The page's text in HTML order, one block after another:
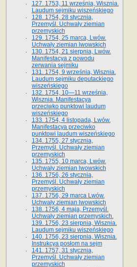
127. 1753, 11 września, Wisznia.
Laudum sejmiku wiszeńskiego
128. 1754, 28 stycznia,
Przemyśl. Uchwały ziemian
przemyskich
129. 1754, 25 marca, Lwów.
Uchwały ziemian lwowskich
130. 1754, 21 sierpnia, Lwów.
Manifestacya z powodu
zerwania sejmiku
131. 1754, 9 września, Wisznia.
Laudum sejmiku deputackiego
wiszeńskiego
132. 1754, 10—11 września,
Wisznia. Manifestacya
przeciwko punktowi laudum
wiszeńskiego
133. 1754, 4 listopada, Lwów.
Manifestacya przeciwko
punktowi laudum wiszeńskiego
134. 1755, 27 stycznia,
Przemyśl. Uchwały ziemian
przemyskich
135. 1755, 10 marca, Lwów.
Uchwały ziemian lwowskich
136. 1756, 26 stycznia,
Przemyśl. Uchwały ziemian
przemyskich
137. 1756, 29 marca Lwów.
Uchwały ziemian lwowskich
138. 1756, 4 maja, Przemyśl.
Uchwały ziemian przemyskich.
139. 1756, 23 sierpnia, Wisznia.
Laudum sejmiku wiszeńskiego
140. 1756, 23 sierpnia, Wisznia.
Instrukcya posłom na sejm
141. 1757, 31 stycznia,
Przemyśl. Uchwały ziemian
przemyskich